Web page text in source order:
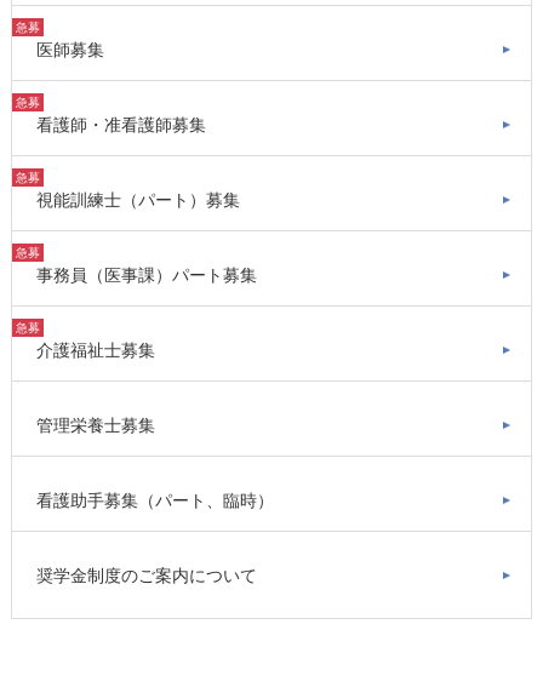
医師募集
急募
看護師・准看護師募集
急募
視能訓練士（パート）募集
急募
事務員（医事課）パート募集
急募
介護福祉士募集
急募
管理栄養士募集
看護助手募集（パート、臨時）
奨学金制度のご案内について